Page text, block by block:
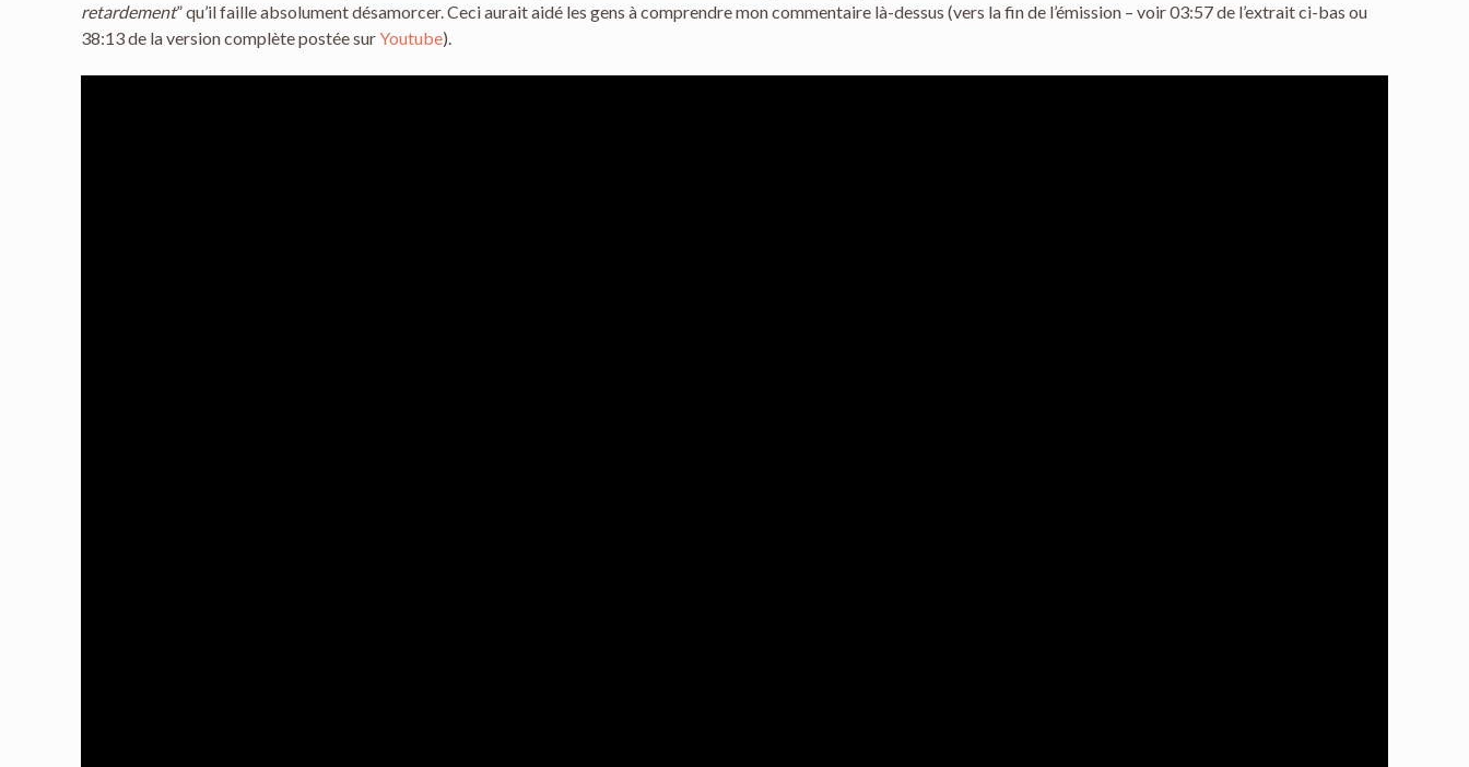
retardement” qu’il faille absolument désamorcer. Ceci aurait aidé les gens à comprendre mon commentaire là-dessus (vers la fin de l’émission – voir 03:57 de l’extrait ci-bas ou
38:13 de la version complète postée surYoutube).